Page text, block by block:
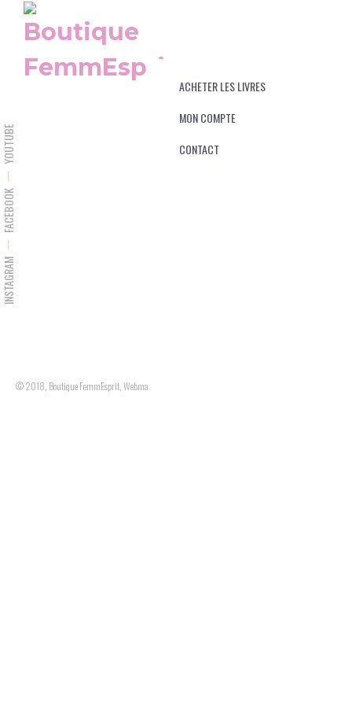
ACHETER LES LIVRES
MON COMPTE
CONTACT
INSTAGRAM
FACEBOOK
YOUTUBE
© 2018, Boutique FemmEsprit, Webmaster : MMentreprise